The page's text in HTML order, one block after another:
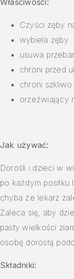
Właściwości:
Czyści zęby
wybiela zęby
usuwa
chroni przed
chroni
orzeźwiający
Jak używać:
Dorośli i dzieci w
po każdym
chyba że lekarz
Zaleca się, aby
pasty wielkości
osobę dorosłą
Składniki: